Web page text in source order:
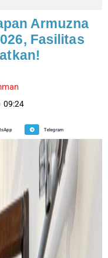
Armuzna
Fasilitas
09:24
Telegram